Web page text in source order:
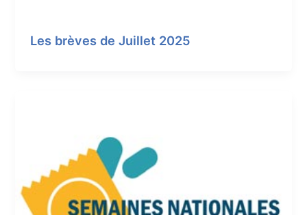
Les brèves de Juillet 2025